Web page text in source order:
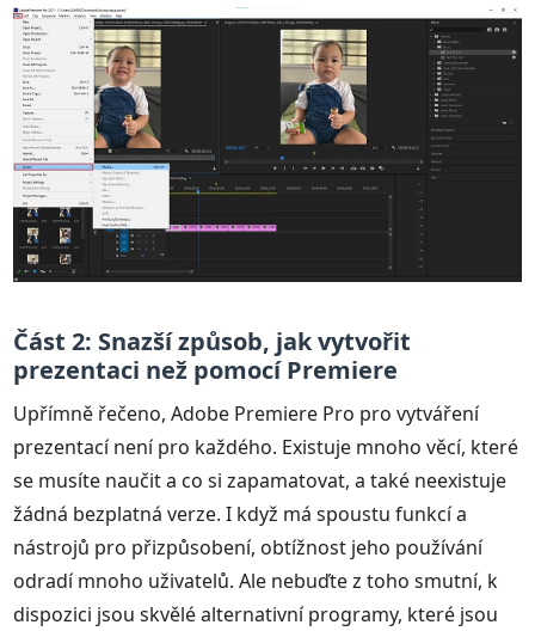
Část 2: Snazší způsob, jak vytvořit
prezentaci než pomocí Premiere
Upřímně řečeno, Adobe Premiere Pro pro vytváření
prezentací není pro každého. Existuje mnoho věcí, které
se musíte naučit a co si zapamatovat, a také neexistuje
žádná bezplatná verze. I když má spoustu funkcí a
nástrojů pro přizpůsobení, obtížnost jeho používání
odradí mnoho uživatelů. Ale nebuďte z toho smutní, k
dispozici jsou skvělé alternativní programy, které jsou